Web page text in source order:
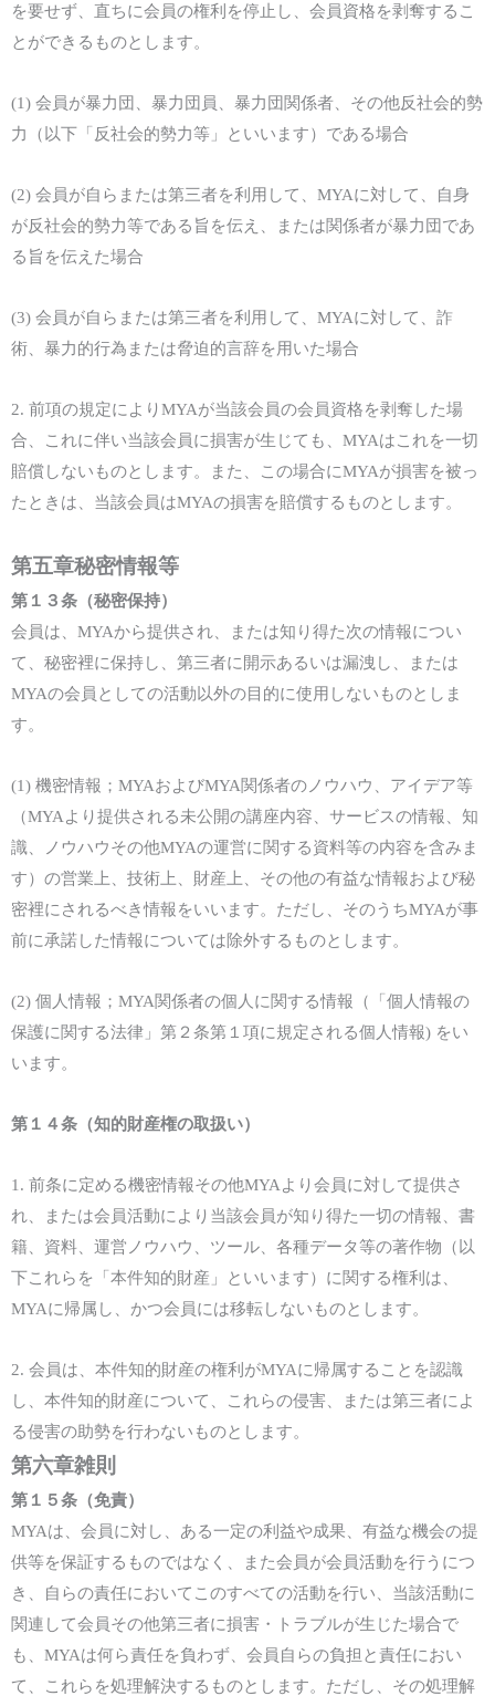
を要せず、直ちに会員の権利を停止し、 会員資格を剥奪するこ
とができるものとします。
(1) 会員が暴力団、暴力団員、暴力団関係者、その他反社会的勢
力（以下「 反社会的勢力等 」といいます）である場合
(2) 会員が自ら または第三者を利用して、 MYAに対して、自身
が反社会的勢力等である旨を伝え、 または関係者が暴力団であ
る旨を伝えた場合
(3) 会員が自ら または第三者を利用して、 MYAに対して、詐
術、暴力的行為 または脅迫的言辞を用いた場合
2. 前項の規定により MYAが当該会員の会員資格を剥奪した場
合、こ れに伴い当該会員に損害が生じても、 MYAはこれを一切
賠償しないものとします。また、この場合にMYAが損害を被っ
たときは、当該会員はMYAの損害を賠償するものとします。
第五章秘密情報等
第１ ３条（秘密保持）
会員は、 MYAから提供され、 または知り得た次の情報につい
て、秘密裡に保持し、第三者に開示あるいは漏洩し、
または
MYAの会員 としての活動以外の目的に使用しないものとしま
す。
(1) 機密情報； MYAおよびMYA関係者のノウハウ、アイデア等
（MYA より提供される未公開の講座内容 サービスの情報、 知
識、ノウハウその他MYAの運営に関する資料等の内容を含みま
す）の営業上、技術上、財産上、その他の有益な情報および秘
密裡にされるべき情報をいいます。ただし、そのうちMYAが事
前に承諾した情報については除外するものとします。
(2) 個人情報； MYA関係者の個人に関する情報（「個人情報の
保護に関する法律」第２条第１項に規定される個人情報) をい
います。
第１ ４条（知的財産権の取扱い）
1. 前条に定める機密情報その他MYA より会員に対して提供さ
れ、
または会員活動により当該会員が知り得た一切の情報、書
籍、資料、運営ノウハウ、 ツール 各種データ等の著作物（以
下これらを「本件知的財産」といいます）に関する権利は、
MYAに帰属し、かつ会員には移転しないものとします。
2. 会員は、本件知的財産の権利がMYAに帰属することを認識
し、本件知的財産について、これらの侵害、
または第三者によ
る侵害の助勢を行わないものとします。
第六章雑則
第１ ５条（免責）
MYAは、会員に対し、ある一定の利益や成果、有益な機会の提
供等を保証するものではなく、また会員が会員活動を行うにつ
き、自らの責任においてこのすべての活動を行い、当該活動に
関連して会員その他第三者に損害・トラブルが生じた場合で
も、 MYAは何ら責任を負わず、会員自らの負担と責任におい
て、これらを処理解決するものとします。ただし、その処理解